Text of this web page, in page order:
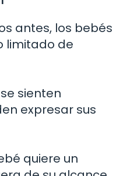
antes, los bebés
limitado de
sienten
expresar sus
quiere un